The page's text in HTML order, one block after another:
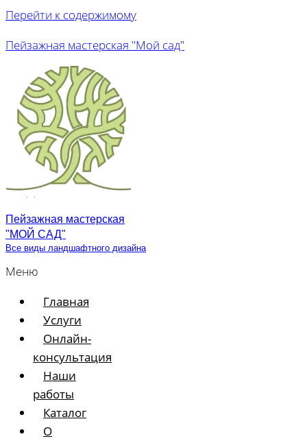
Перейти к содержимому
Пейзажная мастерская "Мой сад"
Пейзажная мастерская
"МОЙ САД"
Все виды ландшафтного дизайна
Меню
Главная
Услуги
Онлайн-
консультация
Наши
работы
Каталог
О